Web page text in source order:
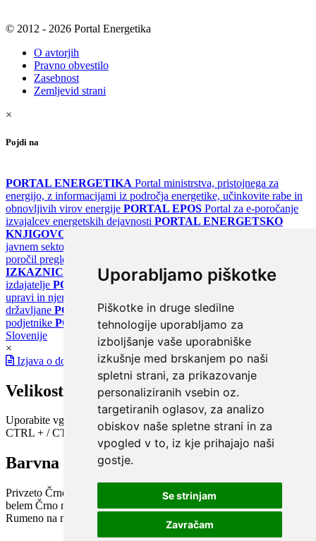
Uporabljamo piškotke
Piškotke in druge sledilne
tehnologije uporabljamo za
izboljšanje vaše uporabniške
izkušnje med brskanjem po naši
spletni strani, za prikazovanje
personaliziranih vsebin oz.
targetiranih oglasov, za analizo
obiskov naše spletne strani in za
vpogled v to, iz kje prihajajo naši
gostje.
Se strinjam
Zavračam
© 2012 - 2026 Portal Energetika
O avtorjih
Pravno obvestilo
Zasebnost
Zemljevid strani
×
Pojdi na
PORTAL ENERGETIKA Portal ministrstva, pristojnega za
energijo, z informacijami iz področja energetike, učinkovite rabe in
obnovljivih virov energije PORTAL EPOS Portal za e-poročanje
izvajalcev energetskih dejavnosti PORTAL ENERGETSKO
KNJIGOVODSTVO
javnem sektorju
poročil pregledov klimatskih sistemov
IZKAZNICE
Register energetskih izkaznic - za izdelovalce in
izdajatelje PORTAL GOV.SI Osrednje spletno mesto o državni
upravi in njenih storitvah
državljane PORTAL SPOT Državni portal za podjetja in
podjetnike PORTAL OPSI Državni portal odprtih podatkov
Slovenije
×
Izjava o dostopnosti
Velikost pisave
Uporabite vgrajeno funkcijo brskalnika
CTRL + / CTRL -
Barvna shema
Privzeto Črno na belem Belo na črnem Črno na bež
belem Črno na zelenem
Modro na rumenem
Rumeno na modrem
Turkizno na črnem Črno na vijoličnem